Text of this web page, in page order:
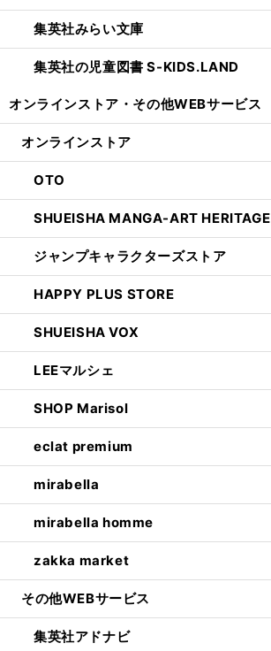
集英社みらい文庫
集英社の児童図書 S-KIDS.LAND
オンラインストア・ その他WEBサービス
オンラインストア
OTO
SHUEISHA MANGA-ART HERITAGE
ジャンプキャラクターズストア
HAPPY PLUS STORE
SHUEISHA VOX
LEEマルシェ
SHOP Marisol
eclat premium
mirabella
mirabella homme
zakka market
その他WEBサービス
集英社アドナビ